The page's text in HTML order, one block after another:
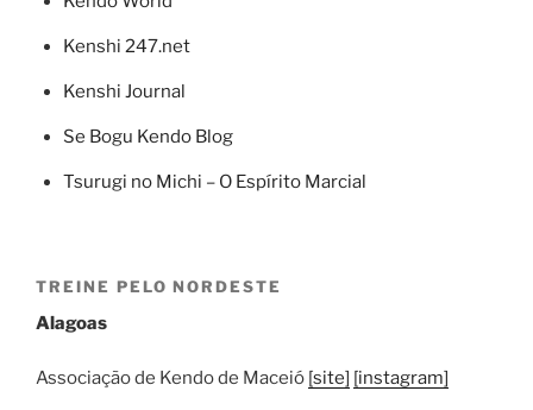
Kenshi 247.net
Kenshi Journal
Se Bogu Kendo Blog
Tsurugi no Michi – O Espírito Marcial
TREINE PELO NORDESTE
Alagoas
Associação de Kendo de Maceió [site] [instagram]